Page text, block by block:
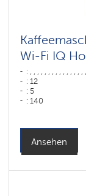
Wi-Fi IQ
: , , , , , , , , , , , , , , ,
: 12
: 5
: 140
Farbe: Графит
Leistung, W:
Ansehen